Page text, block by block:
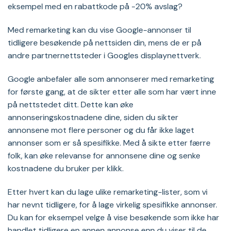
eksempel med en rabattkode på -20% avslag?
Med remarketing kan du vise Google-annonser til
tidligere besøkende på nettsiden din, mens de er på
andre partnernettsteder i Googles displaynettverk.
Google anbefaler alle som annonserer med remarketing
for første gang, at de sikter etter alle som har vært inne
på nettstedet ditt. Dette kan øke
annonseringskostnadene dine, siden du sikter
annonsene mot flere personer og du får ikke laget
annonser som er så spesifikke. Med å sikte etter færre
folk, kan øke relevanse for annonsene dine og senke
kostnadene du bruker per klikk.
Etter hvert kan du lage ulike remarketing-lister, som vi
har nevnt tidligere, for å lage virkelig spesifikke annonser.
Du kan for eksempel velge å vise besøkende som ikke har